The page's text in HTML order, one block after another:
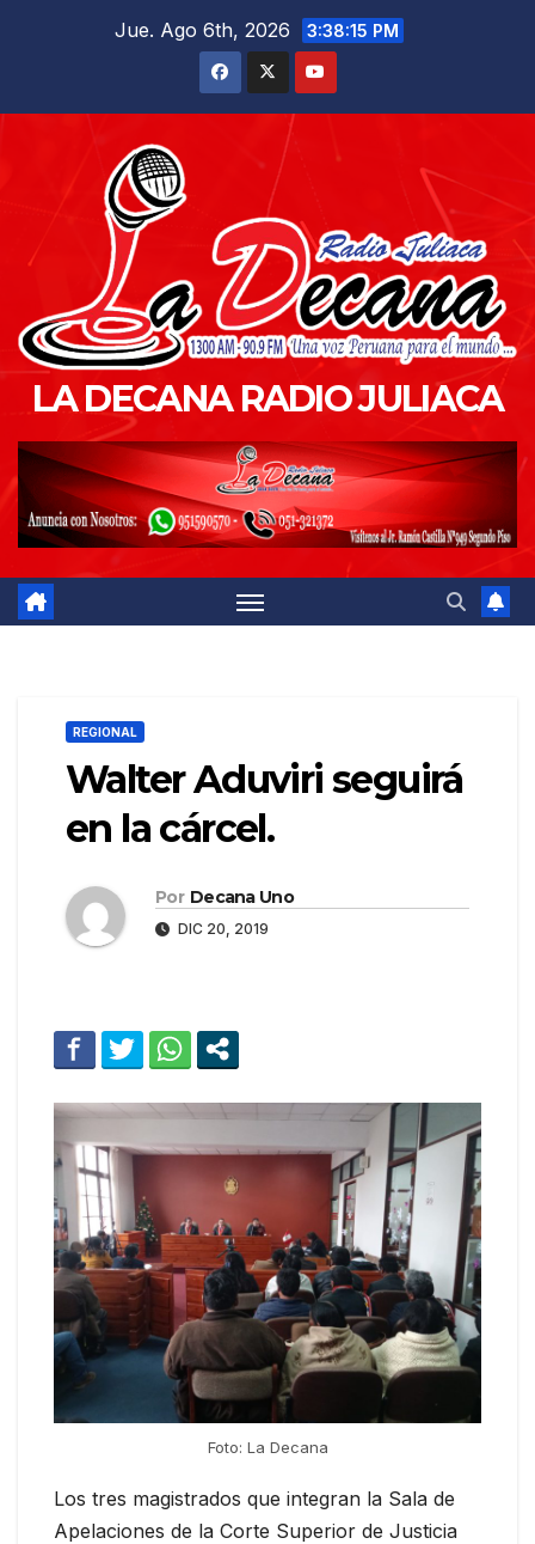
Jue. Ago 6th, 2026 3:38:16 PM
LA DECANA RADIO JULIACA
REGIONAL
Walter Aduviri seguirá
en la cárcel.
Por Decana Uno
DIC 20, 2019
Foto: La Decana
Los tres magistrados que integran la Sala de
Apelaciones de la Corte Superior de Justicia